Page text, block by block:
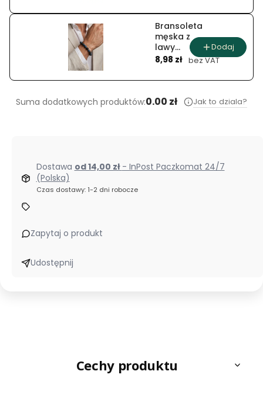
bordowymi
akcentami
Bransoleta
męska z
lawy
wulkanicznej
lapis lazuli
Cena
8,98 zł bez VAT
Dodaj
Suma dodatkowych produktów:0.00 zł Jak to dziala?
Dostawa od 14,00 zł - InPost Paczkomat 24/7
(Polska)
Czas dostawy: 1-2 dni robocze
Zapytaj o produkt
Udostępnij
Cechy produktu